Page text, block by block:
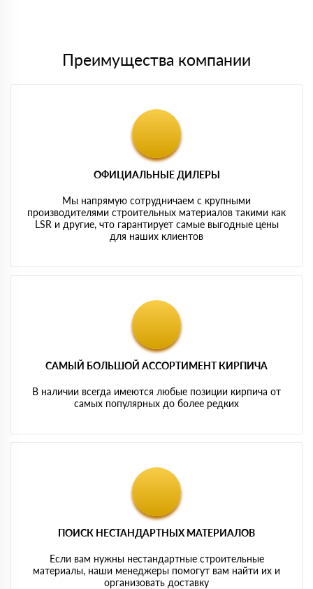
Преимущества компании
ОФИЦИАЛЬНЫЕ ДИЛЕРЫ
Мы напрямую сотрудничаем с крупными
производителями строительных материалов такими как
LSR и другие, что гарантирует самые выгодные цены
для наших клиентов
САМЫЙ БОЛЬШОЙ АССОРТИМЕНТ КИРПИЧА
В наличии всегда имеются любые позиции кирпича от
самых популярных до более редких
ПОИСК НЕСТАНДАРТНЫХ МАТЕРИАЛОВ
Если вам нужны нестандартные строительные
материалы, наши менеджеры помогут вам найти их и
организовать доставку